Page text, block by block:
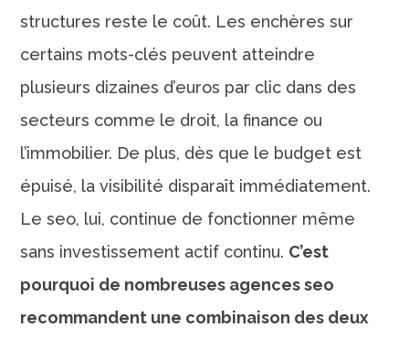
structures reste le coût. Les enchères sur
certains mots-clés peuvent atteindre
plusieurs dizaines d’euros par clic dans des
secteurs comme le droit, la finance ou
l’immobilier. De plus, dès que le budget est
épuisé, la visibilité disparaît immédiatement.
Le seo, lui, continue de fonctionner même
sans investissement actif continu. C’est
pourquoi de nombreuses agences seo
recommandent une combinaison des deux